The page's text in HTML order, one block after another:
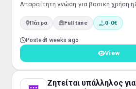
Απαραίτητη γνώση για βασική χρήση
προτίμηση Γερμανικά
Πάτρα Full time 0-0€
Posted4 weeks ago
View
Ζητείται υπάλληλος